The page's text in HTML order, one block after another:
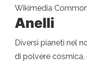
Wikimedia
Anelli
Diversi pianeti nel
di polvere cosmica,